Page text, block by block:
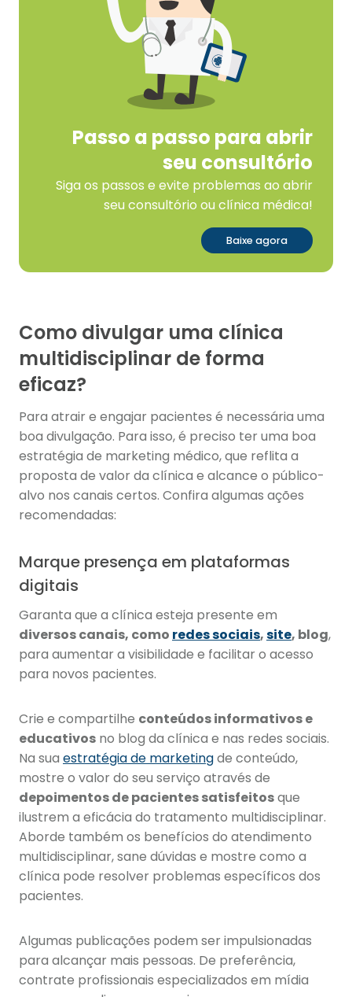
Passo a passo para abrir
seu consultório
Siga os passos e evite problemas ao abrir
seu consultório ou clínica médica!
Baixe agora
Como divulgar uma clínica
multidisciplinar de forma
eficaz?
Para atrair e engajar pacientes é necessária uma
boa divulgação. Para isso, é preciso ter uma boa
estratégia de marketing médico, que reflita a
proposta de valor da clínica e alcance o público-
alvo nos canais certos. Confira algumas ações
recomendadas:
Marque presença em plataformas
digitais
Garanta que a clínica esteja presente em
diversos canais, como redes sociais,site, blog,
para aumentar a visibilidade e facilitar o acesso
para novos pacientes.
Crie e compartilhe conteúdos informativos e
educativos no blog da clínica e nas redes sociais.
Na sua estratégia de marketingde conteúdo,
mostre o valor do seu serviço através de
depoimentos de pacientes satisfeitosque
ilustrem a eficácia do tratamento multidisciplinar.
Aborde também os benefícios do atendimento
multidisciplinar, sane dúvidas e mostre como a
clínica pode resolver problemas específicos dos
pacientes.
Algumas publicações podem ser impulsionadas
para alcançar mais pessoas. De preferência,
contrate profissionais especializados em mídia